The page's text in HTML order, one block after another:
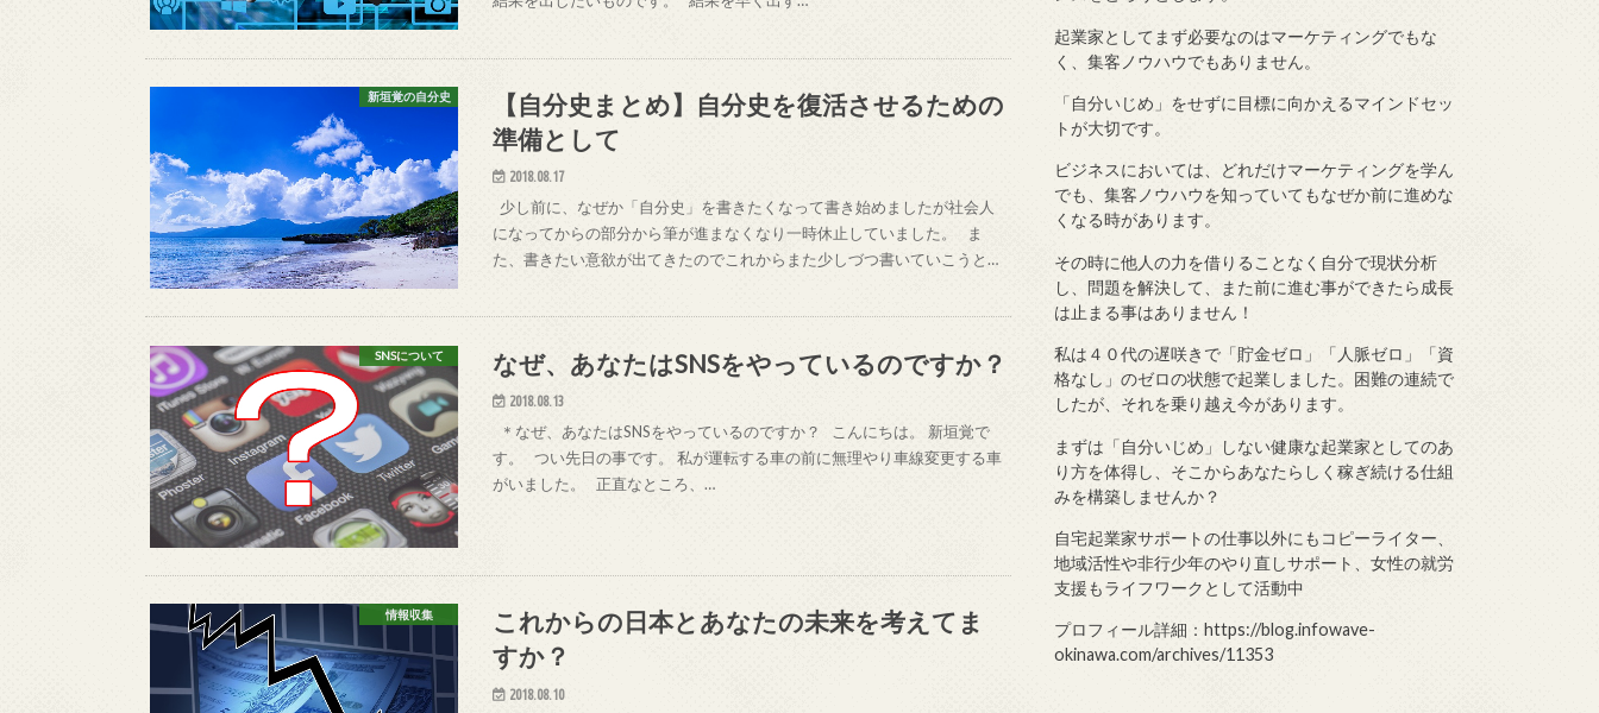
新垣覚の自分史
【自分史まとめ】自分史を復活させるための
準備として
2018.08.17
少し前に、なぜか「自分史」を書きたくなって書き始めましたが社会人
になってからの部分から筆が進まなくなり一時休止していました。 ま
た、書きたい意欲が出てきたのでこれからまた少しづつ書いていこうと…
SNSについて なぜ、あなたはSNSをやっているのですか？
2018.08.13
＊なぜ、あなたはSNSをやっているのですか？ こんにちは。 新垣覚で
す。 つい先日の事です。 私が運転する車の前に無理やり車線変更する車
がいました。 正直なところ、…
情報収集
これからの日本とあなたの未来を考えてま
すか？
2018.08.10
起業家としてまず必要なのはマーケティングでもな
く、集客ノウハウでもありません。
「自分いじめ」をせずに目標に向かえるマインドセッ
トが大切です。
ビジネスにおいては、どれだけマーケティングを学ん
でも、集客ノウハウを知っていてもなぜか前に進めな
くなる時があります。
その時に他人の力を借りることなく自分で現状分析
し、問題を解決して、また前に進む事ができたら成長
は止まる事はありません！
私は４０代の遅咲きで「貯金ゼロ」「人脈ゼロ」「資
格なし」のゼロの状態で起業しました。困難の連続で
したが、それを乗り越え今があります。
まずは「自分いじめ」しない健康な起業家としてのあ
り方を体得し、そこからあなたらしく稼ぎ続ける仕組
みを構築しませんか？
自宅起業家サポートの仕事以外にもコピーライター、
地域活性や非行少年のやり直しサポート、女性の就労
支援もライフワークとして活動中
プロフィール詳細：https://blog.infowave-
okinawa.com/archives/11353